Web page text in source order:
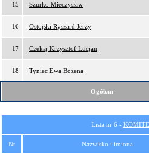
15 Szurko Mieczysław
16 Ostojski Ryszard Jerzy
17 Czekaj Krzysztof Lucjan
18 Tyniec Ewa Bożena
Ogółem
Lista nr 6 -
Nr Nazwisko i imiona